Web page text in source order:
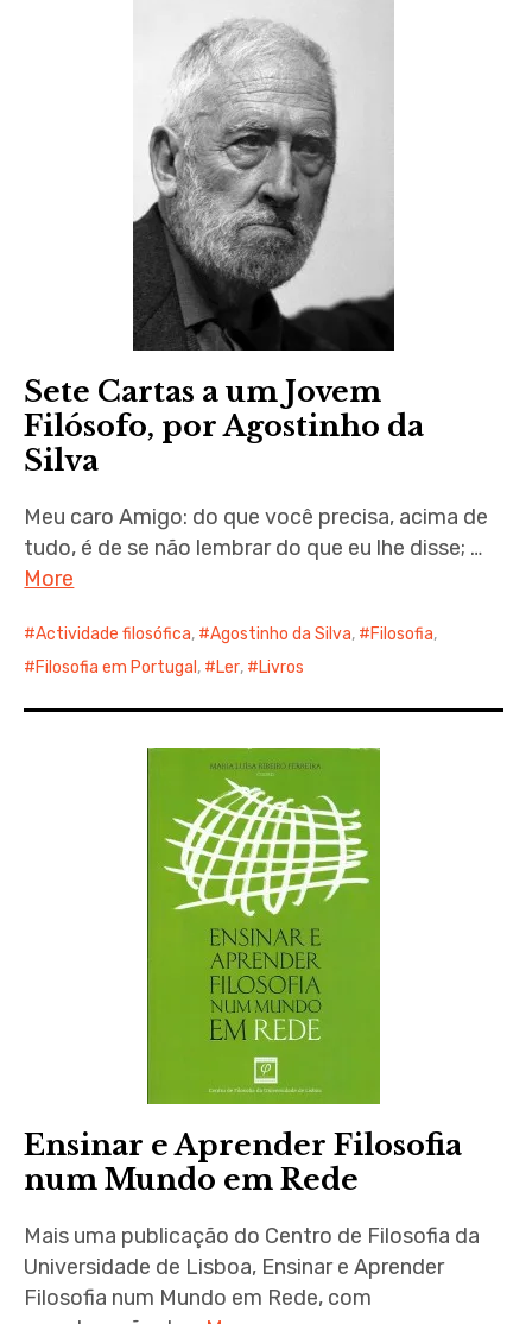
Sete Cartas a um Jovem
Filósofo, por Agostinho da
Silva
Meu caro Amigo: do que você precisa, acima de
tudo, é de se não lembrar do que eu lhe disse; …
More
Actividade filosófica, Agostinho da Silva, Filosofia,
Filosofia em Portugal , Ler, Livros
Ensinar e Aprender Filosofia
num Mundo em Rede
Mais uma publicação do Centro de Filosofia da
Universidade de Lisboa, Ensinar e Aprender
Filosofia num Mundo em Rede, com